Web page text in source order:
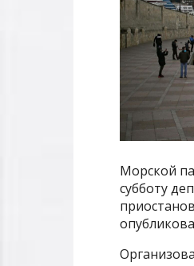
Морской
субботу